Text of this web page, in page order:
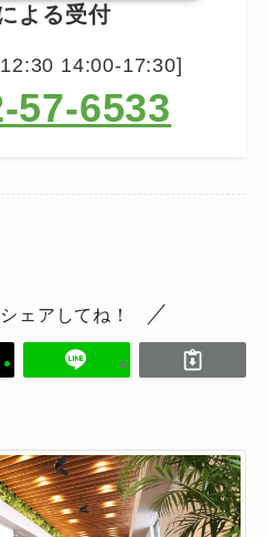
よる受付
14:00-17:30]
57-6533
ェアしてね！